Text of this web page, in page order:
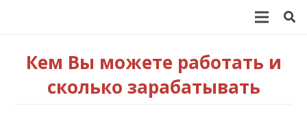
Кем Вы можете работать и
сколько зарабатывать